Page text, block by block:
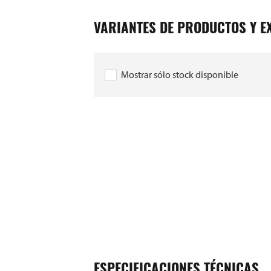
VARIANTES DE PRODUCTOS Y
Mostrar sólo stock disponible